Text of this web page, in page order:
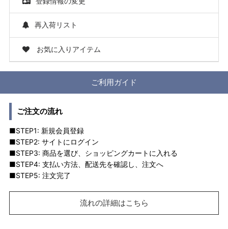
再入荷リスト
お気に入りアイテム
ご利用ガイド
ご注文の流れ
■STEP1: 新規会員登録
■STEP2: サイトにログイン
■STEP3: 商品を選び、ショッピングカートに入れる
■STEP4: 支払い方法、配送先を確認し、注文へ
■STEP5: 注文完了
流れの詳細はこちら